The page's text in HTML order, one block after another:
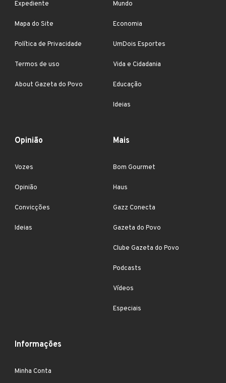
Expediente
Mapa do Site
Política de Privacidade
Termos de uso
About Gazeta do Povo
Mundo
Economia
UmDois Esportes
Vida e Cidadania
Educação
Ideias
Opinião
Vozes
Opinião
Convicções
Ideias
Mais
Bom Gourmet
Haus
Gazz Conecta
Gazeta do Povo
Clube Gazeta do Povo
Podcasts
Vídeos
Especiais
Informações
Minha Conta